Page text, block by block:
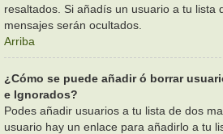
resaltados. Si añadís un usuario a tu lista
mensajes serán ocultados.
Arriba
¿Cómo se puede añadir ó borrar
e Ignorados?
Podes añadir usuarios a tu lista de dos
usuario hay un enlace para añadirlo a tu